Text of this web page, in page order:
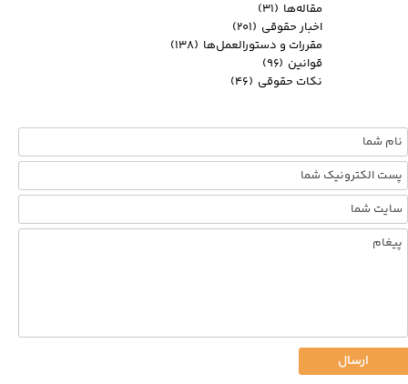
ارسال
مقاله‌ها (۳۱)
اخبار حقوقی (۲۰۱)
مقررات و دستورالعمل‌ها (۱۳۸)
قوانین (۹۶)
نکات حقوقی (۴۶)